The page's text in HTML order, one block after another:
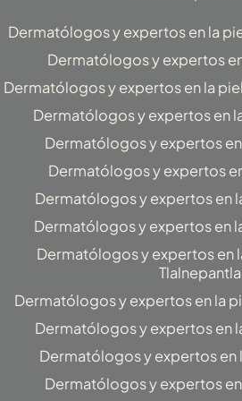
Dermatólogos y expertos en la
Dermatólogos y expertos
Dermatólogos y expertos en la
Dermatólogos y expertos en
Dermatólogos y expertos en
Dermatólogos y expertos
Dermatólogos y expertos en
Dermatólogos y expertos en
Dermatólogos y expertos en
Tlalnepantla
Dermatólogos y expertos en la
Dermatólogos y expertos en
Dermatólogos y expertos en
Dermatólogos y expertos